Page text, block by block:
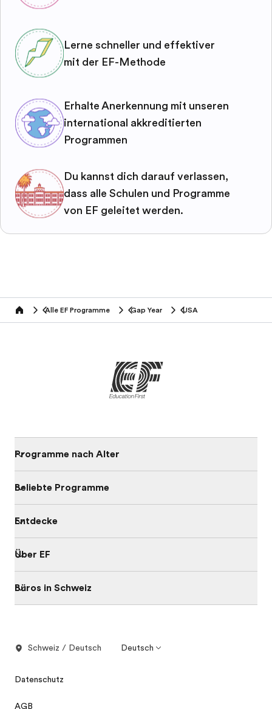
Lerne schneller und effektiver
mit der EF-Methode
Erhalte Anerkennung mit unseren
international akkreditierten
Programmen
Du kannst dich darauf verlassen,
dass alle Schulen und Programme
von EF geleitet werden.
home Alle EF Programme Gap Year USA
Programme nach Alter
Beliebte Programme
Entdecke
Über EF
Büros in Schweiz
Schweiz / Deutsch Deutsch
Datenschutz
AGB